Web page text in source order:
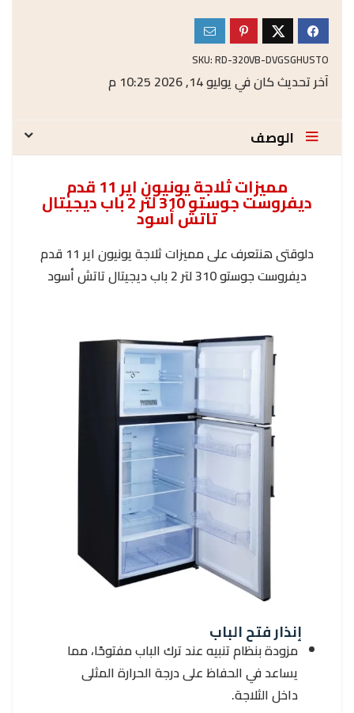
SKU:RD-320VB-DVGSGHUSTO
آخر تحديث كان في يوليو 14, 2026 10:25 م
الوصف
مميزات ثلاجة يونيون اير 11 قدم
ديفروست جوستو 310 لتر 2 باب ديجيتال
تاتش أسود
دلوقتى هنتعرف على مميزات ثلاجة يونيون اير 11 قدم
ديفروست جوستو 310 لتر 2 باب ديجيتال تاتش أسود
إنذار فتح الباب
مزودة بنظام تنبيه عند ترك الباب مفتوحًا، مما
يساعد في الحفاظ على درجة الحرارة المثلى
داخل الثلاجة.